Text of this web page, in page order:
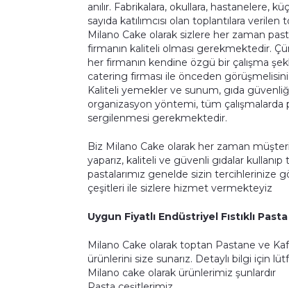
anılır. Fabrikalara, okullara, hastanelere,
sayıda katılımcısı olan toplantılara
Milano Cake olarak sizlere her zaman
firmanın kaliteli olması gerekmektedir.
her firmanın kendine özgü bir çalışma
catering firması ile önceden
Kaliteli yemekler ve sunum, gıda
organizasyon yöntemi, tüm çalışmalarda
sergilenmesi gerekmektedir.
Biz Milano Cake olarak her zaman
yaparız, kaliteli ve güvenli gıdalar
pastalarımız genelde sizin tercihlerinize
çeşitleri ile sizlere hizmet vermekteyiz
Uygun Fiyatlı Endüstriyel Fıstıklı
Milano Cake olarak toptan Pastane ve
ürünlerini size sunarız. Detaylı bilgi için
Milano cake olarak ürünlerimiz şunlardır